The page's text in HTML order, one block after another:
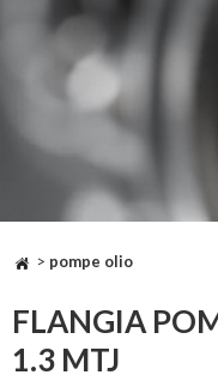
> pompe olio
FLANGIA
1.3 MTJ